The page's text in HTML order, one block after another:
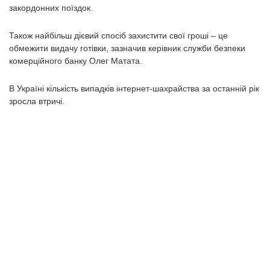
закордонних поїздок.
Також найбільш дієвий спосіб захистити свої гроші – це
обмежити видачу готівки, зазначив керівник служби безпеки
комерційного банку Олег Матата.
В Україні кількість випадків інтернет-шахрайства за останній рік
зросла втричі.